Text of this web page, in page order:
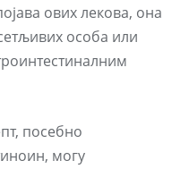
ових лекова, она
особа или
посебно
могу